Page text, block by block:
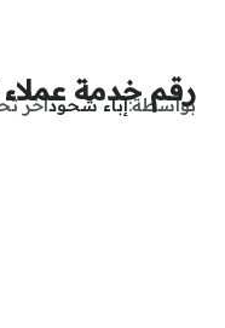
رقم خدمة
بواسطةإباء شحودآخر